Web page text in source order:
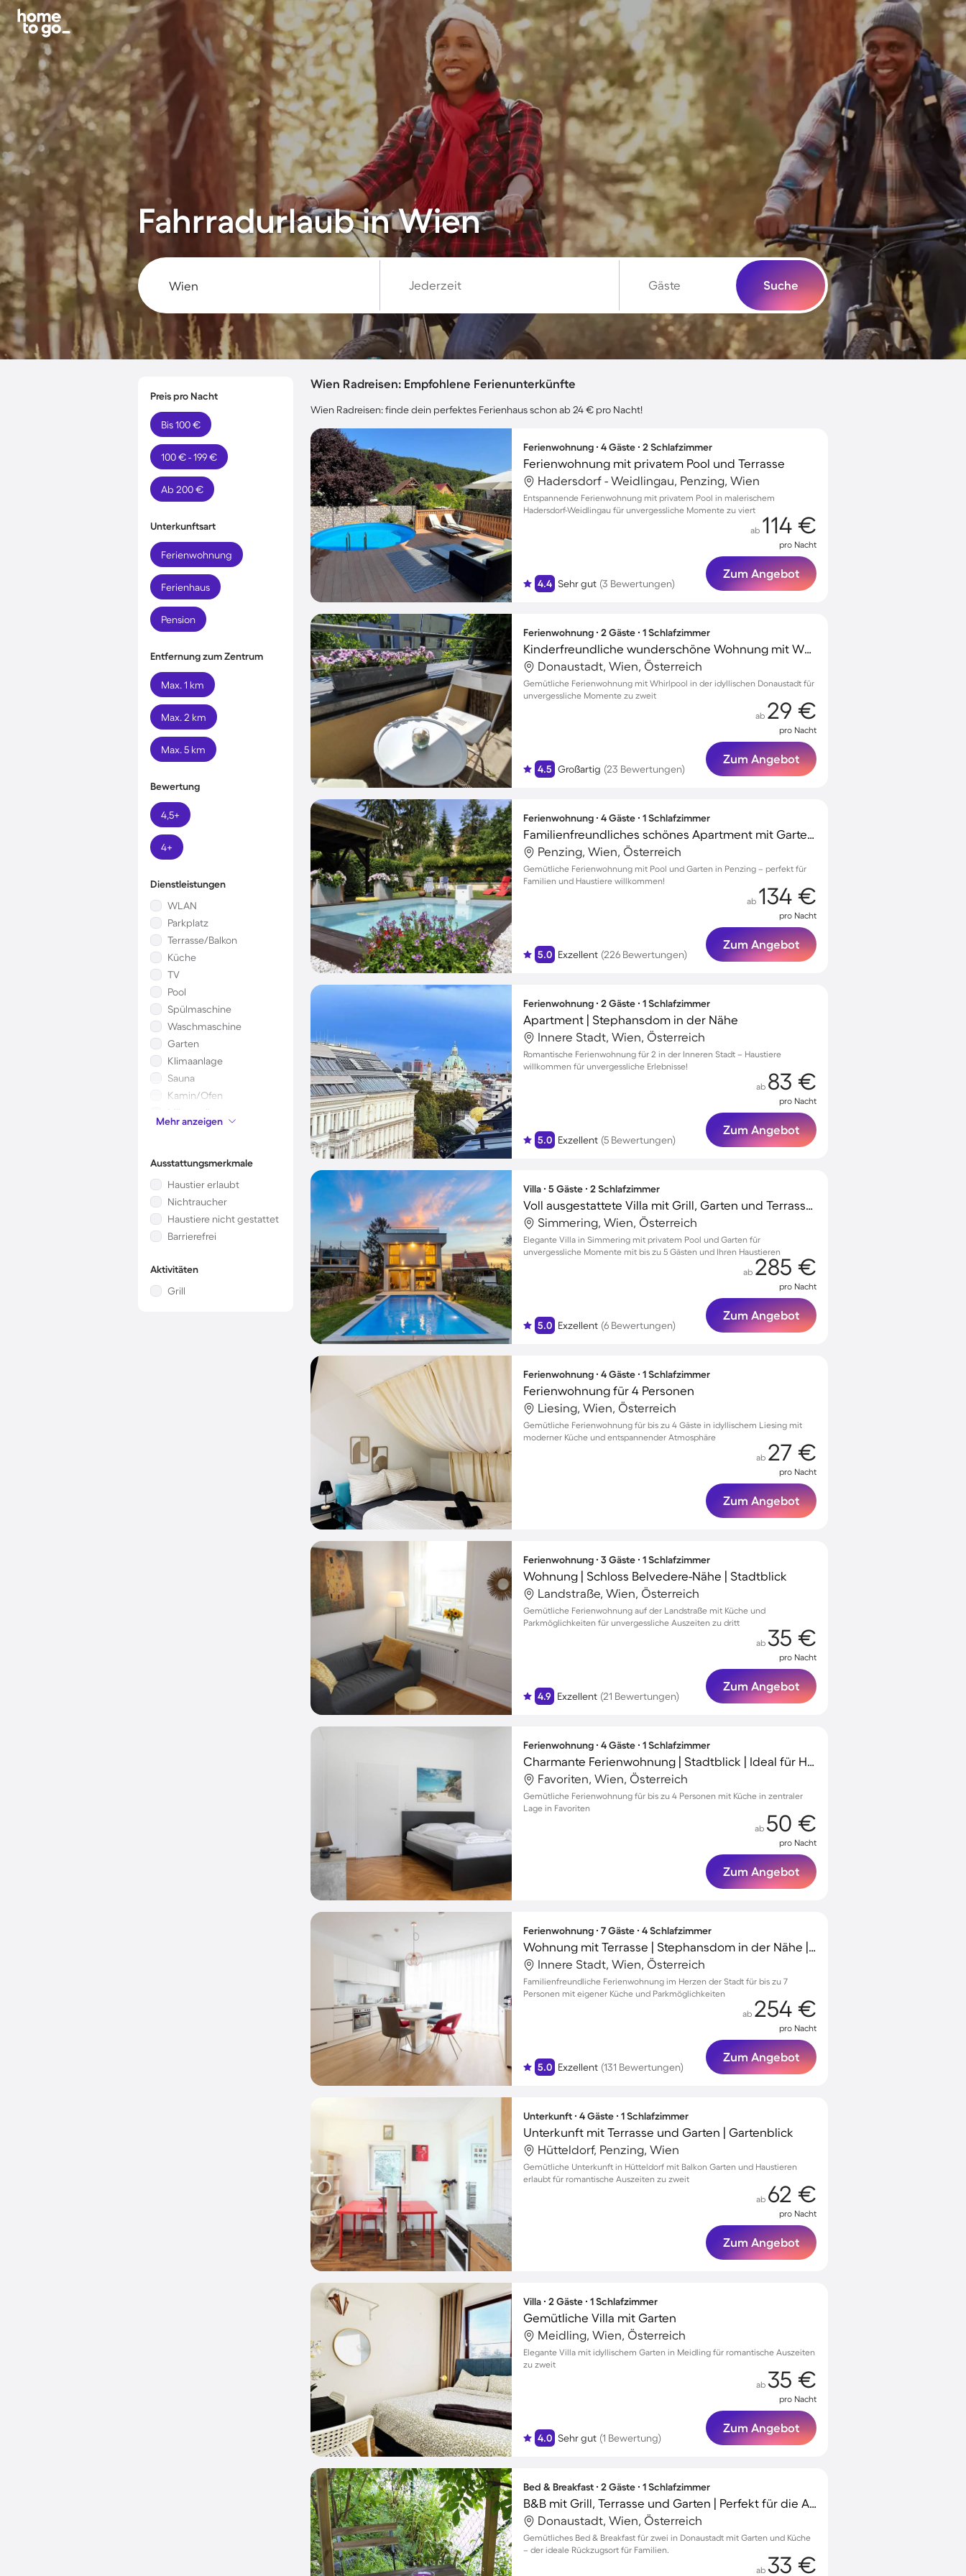
Fahrradurlaub in Wien
Jederzeit Gäste Suche
Preis pro Nacht
Bis 100 €
100 € - 199 €
Ab 200 €
Unterkunftsart
Ferienwohnung
Ferienhaus
Pension
Entfernung zum Zentrum
Max. 1 km
Max. 2 km
Max. 5 km
Bewertung
4,5+
4+
Dienstleistungen
WLAN
Parkplatz
Terrasse/Balkon
Küche
TV
Pool
Spülmaschine
Waschmaschine
Garten
Klimaanlage
Sauna
Kamin/Ofen
Mikrowelle
Kinderbett
Mehr anzeigen
Ausstattungsmerkmale
Haustier erlaubt
Nichtraucher
Haustiere nicht gestattet
Barrierefrei
Aktivitäten
Grill
Wien Radreisen: Empfohlene Ferienunterkünfte
Wien Radreisen: finde dein perfektes Ferienhaus schon ab 24 € pro Nacht!
Ferienwohnung ∙ 4 Gäste ∙ 2 Schlafzimmer
Ferienwohnung mit privatem Pool und Terrasse
Hadersdorf - Weidlingau, Penzing, Wien
Entspannende Ferienwohnung mit privatem Pool in malerischem
Hadersdorf-Weidlingau für unvergessliche Momente zu viert
4.4 Sehr gut (3 Bewertungen)
ab 114 €
pro Nacht
Zum Angebot
Ferienwohnung ∙ 2 Gäste ∙ 1 Schlafzimmer
Kinderfreundliche wunderschöne Wohnung mit Whirlpool und Terrasse | Ideal für Homeoffice
Donaustadt, Wien, Österreich
Gemütliche Ferienwohnung mit Whirlpool in der idyllischen Donaustadt für
unvergessliche Momente zu zweit
4.5 Großartig (23 Bewertungen)
ab 29 €
pro Nacht
Zum Angebot
Ferienwohnung ∙ 4 Gäste ∙ 1 Schlafzimmer
Familienfreundliches schönes Apartment mit Garten, Pool und Grill | Schloss Schönbrunn in der Nähe | Stadtblick | Perfekt für die Arbeit von Zuhause | Haustierfreundlich
Penzing, Wien, Österreich
Gemütliche Ferienwohnung mit Pool und Garten in Penzing – perfekt für
Familien und Haustiere willkommen!
5.0 Exzellent (226 Bewertungen)
ab 134 €
pro Nacht
Zum Angebot
Ferienwohnung ∙ 2 Gäste ∙ 1 Schlafzimmer
Apartment | Stephansdom in der Nähe
Innere Stadt, Wien, Österreich
Romantische Ferienwohnung für 2 in der Inneren Stadt – Haustiere
willkommen für unvergessliche Erlebnisse!
5.0 Exzellent (5 Bewertungen)
ab 83 €
pro Nacht
Zum Angebot
Villa ∙ 5 Gäste ∙ 2 Schlafzimmer
Voll ausgestattete Villa mit Grill, Garten und Terrasse | Haustiere sind willkommen
Simmering, Wien, Österreich
Elegante Villa in Simmering mit privatem Pool und Garten für
unvergessliche Momente mit bis zu 5 Gästen und Ihren Haustieren
5.0 Exzellent (6 Bewertungen)
ab 285 €
pro Nacht
Zum Angebot
Ferienwohnung ∙ 4 Gäste ∙ 1 Schlafzimmer
Ferienwohnung für 4 Personen
Liesing, Wien, Österreich
Gemütliche Ferienwohnung für bis zu 4 Gäste in idyllischem Liesing mit
moderner Küche und entspannender Atmosphäre
ab 27 €
pro Nacht
Zum Angebot
Ferienwohnung ∙ 3 Gäste ∙ 1 Schlafzimmer
Wohnung | Schloss Belvedere-Nähe | Stadtblick
Landstraße, Wien, Österreich
Gemütliche Ferienwohnung auf der Landstraße mit Küche und
Parkmöglichkeiten für unvergessliche Auszeiten zu dritt
4.9 Exzellent (21 Bewertungen)
ab 35 €
pro Nacht
Zum Angebot
Ferienwohnung ∙ 4 Gäste ∙ 1 Schlafzimmer
Charmante Ferienwohnung | Stadtblick | Ideal für Homeoffice
Favoriten, Wien, Österreich
Gemütliche Ferienwohnung für bis zu 4 Personen mit Küche in zentraler
Lage in Favoriten
ab 50 €
pro Nacht
Zum Angebot
Ferienwohnung ∙ 7 Gäste ∙ 4 Schlafzimmer
Wohnung mit Terrasse | Stephansdom in der Nähe | Stadtblick
Innere Stadt, Wien, Österreich
Familienfreundliche Ferienwohnung im Herzen der Stadt für bis zu 7
Personen mit eigener Küche und Parkmöglichkeiten
5.0 Exzellent (131 Bewertungen)
ab 254 €
pro Nacht
Zum Angebot
Unterkunft ∙ 4 Gäste ∙ 1 Schlafzimmer
Unterkunft mit Terrasse und Garten | Gartenblick
Hütteldorf, Penzing, Wien
Gemütliche Unterkunft in Hütteldorf mit Balkon Garten und Haustieren
erlaubt für romantische Auszeiten zu zweit
ab 62 €
pro Nacht
Zum Angebot
Villa ∙ 2 Gäste ∙ 1 Schlafzimmer
Gemütliche Villa mit Garten
Meidling, Wien, Österreich
Elegante Villa mit idyllischem Garten in Meidling für romantische Auszeiten
zu zweit
4.0 Sehr gut (1 Bewertung)
ab 35 €
pro Nacht
Zum Angebot
Bed & Breakfast ∙ 2 Gäste ∙ 1 Schlafzimmer
B&B mit Grill, Terrasse und Garten | Perfekt für die Arbeit von Zuhause
Donaustadt, Wien, Österreich
Gemütliches Bed & Breakfast für zwei in Donaustadt mit Garten und Küche
– der ideale Rückzugsort für Familien.
ab 33 €